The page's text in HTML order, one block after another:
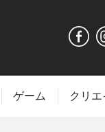
ゲーム クリ